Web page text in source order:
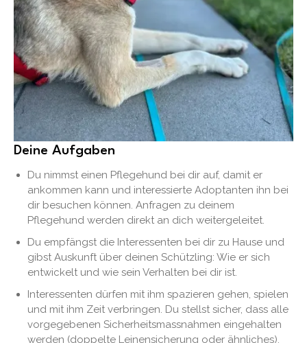
Deine Aufgaben
Du nimmst einen Pflegehund bei dir auf, damit er
ankommen kann und interessierte Adoptanten ihn bei
dir besuchen können. Anfragen zu deinem
Pflegehund werden direkt an dich weitergeleitet.
Du empfängst die Interessenten bei dir zu Hause und
gibst Auskunft über deinen Schützling: Wie er sich
entwickelt und wie sein Verhalten bei dir ist.
Interessenten dürfen mit ihm spazieren gehen, spielen
und mit ihm Zeit verbringen. Du stellst sicher, dass alle
vorgegebenen Sicherheitsmassnahmen eingehalten
werden (doppelte Leinensicherung oder ähnliches).